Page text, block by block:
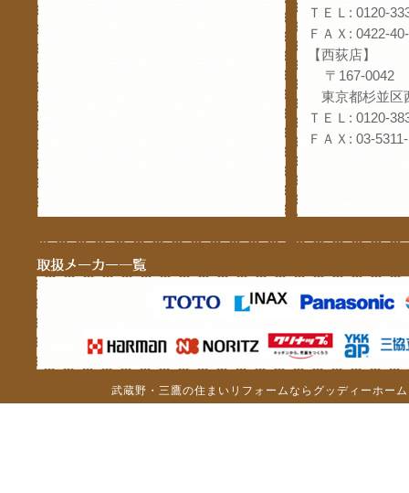
ＴＥＬ: 0120-
ＦＡＸ: 0422-
【西荻店】
〒167-0042
東京都杉並区
ＴＥＬ: 0120-
ＦＡＸ: 03-
武蔵野・三鷹の住まいリフォームならグッディーホ